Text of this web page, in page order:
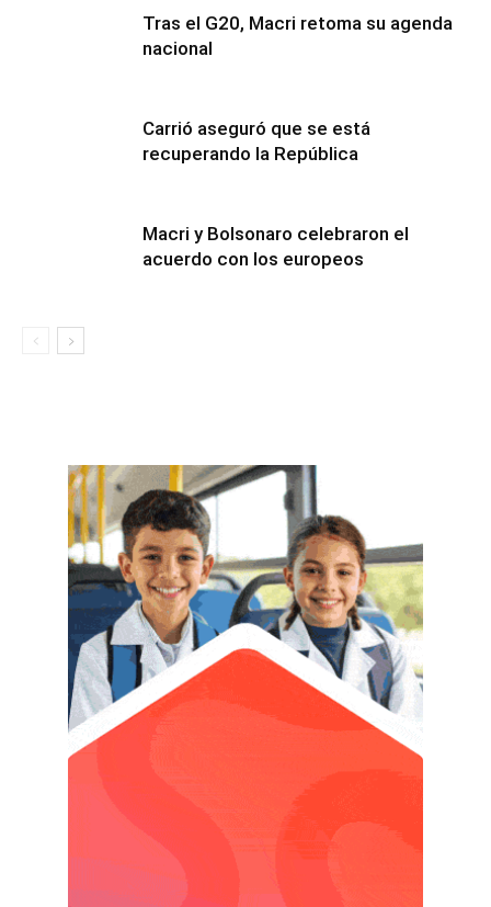
Tras el G20, Macri retoma su agenda
nacional
Carrió aseguró que se está
recuperando la República
Macri y Bolsonaro celebraron el
acuerdo con los europeos